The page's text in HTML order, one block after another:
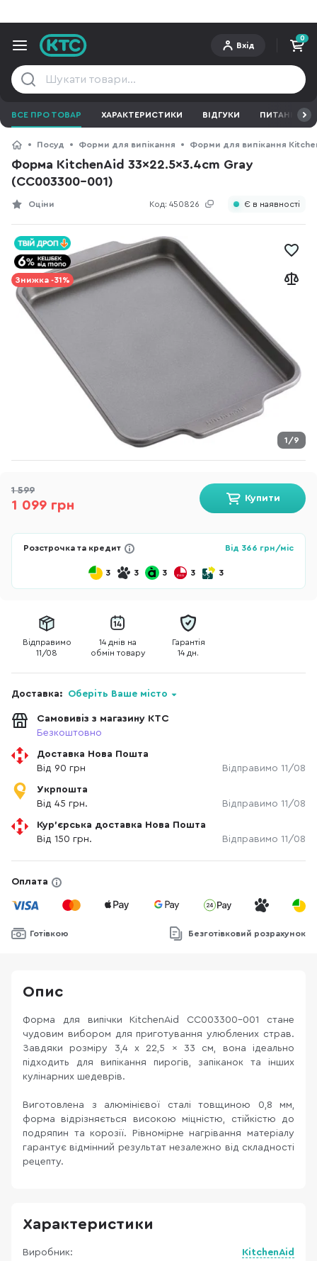
Вхід
0
ВСЕ ПРО ТОВАР ХАРАКТЕРИСТИКИ ВІДГУКИ ПИТАННЯ ТА
Посуд Форми для випікання Форми для випікання
Форма KitchenAid 33x22.5x3.4cm Gray
(CC003300-001)
Код: 450826
Оціни Є в наявності
1/9
Знижка -31%
1 599
1 099 грн Купити
Розстрочка та кредит Від 366 грн/міс
3 3 3 3 3
Відправимо
11/08
14 днів на
обмін товару
Гарантія
14 дн.
Доставка: Оберіть Ваше місто
Самовивіз з магазину КТС
Безкоштовно
Доставка Нова Пошта
Від 90 грн
Відправимо 11/08
Укрпошта
Від 45 грн.
Відправимо 11/08
Кур'єрська доставка Нова Пошта
Від 150 грн.
Відправимо 11/08
Оплата
Готівкою Безготівковий розрахунок
Опис
Форма для випічки KitchenAid CC003300-001 стане
чудовим вибором для приготування улюблених страв.
Завдяки розміру 3,4 x 22,5 x 33 см, вона ідеально
підходить для випікання пирогів, запіканок та інших
кулінарних шедеврів.
Виготовлена ​​з алюмінієвої сталі товщиною 0,8 мм,
форма відрізняється високою міцністю, стійкістю до
подряпин та корозії. Рівномірне нагрівання матеріалу
гарантує відмінний результат незалежно від складності
рецепту.
Характеристики
Виробник: KitchenAid